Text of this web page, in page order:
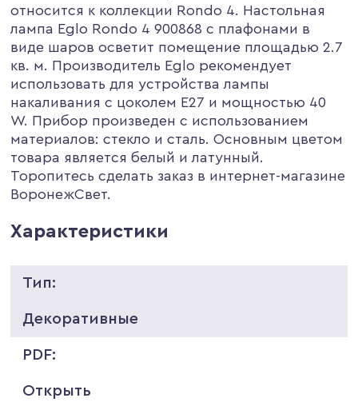
относится к коллекции Rondo 4. Настольная
лампа Eglo Rondo 4 900868 с плафонами в
виде шаров осветит помещение площадью 2.7
кв. м. Производитель Eglo рекомендует
использовать для устройства лампы
накаливания с цоколем E27 и мощностью 40
W. Прибор произведен с использованием
материалов: стекло и сталь. Основным цветом
товара является белый и латунный.
Торопитесь сделать заказ в интернет-магазине
ВоронежСвет.
Характеристики
Тип:
Декоративные
PDF:
Открыть